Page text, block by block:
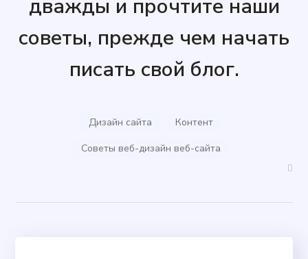
дважды и прочтите наши
советы, прежде чем начать
писать свой блог.
Дизайн сайта
Контент
Советы веб-дизайн веб-сайта